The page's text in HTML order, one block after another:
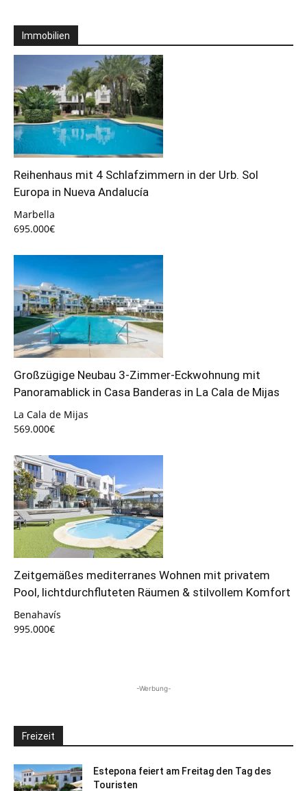
Immobilien
Reihenhaus mit 4 Schlafzimmern in der Urb. Sol
Europa in Nueva Andalucía
Marbella
695.000€
Großzügige Neubau 3-Zimmer-Eckwohnung mit
Panoramablick in Casa Banderas in La Cala de Mijas
La Cala de Mijas
569.000€
Zeitgemäßes mediterranes Wohnen mit privatem
Pool, lichtdurchfluteten Räumen & stilvollem Komfort
Benahavís
995.000€
-Werbung-
Freizeit
Estepona feiert am Freitag den Tag des
Touristen